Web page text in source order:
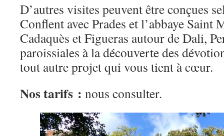
D’autres visites peuvent être conçues
Conflent avec Prades et l’abbaye Saint
Cadaquès et Figueras autour de Dali,
paroissiales à la découverte des
tout autre projet qui vous tient à cœur.
Nos tarifs : nous consulter.